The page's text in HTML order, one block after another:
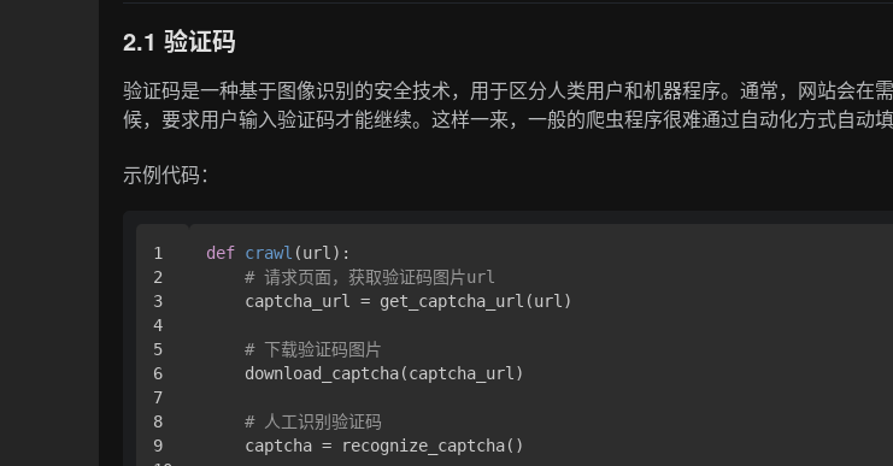
2.1 验证码
验证码是一种基于图像识别的安全技术，用于区分人类用户和机器程序。通常，网站会在
候，要求用户输入验证码才能继续。这样一来，一般的爬虫程序很难通过自动化方式自动填
示例代码：
1
2
3
4
5
6
7
8
9
def crawl (url ):
# 请求页面，获取验证码图片url
    captcha_url = get_captcha_url(url)
# 下载验证码图片
    download_captcha(captcha_url)
# 人工识别验证码
    captcha = recognize_captcha()